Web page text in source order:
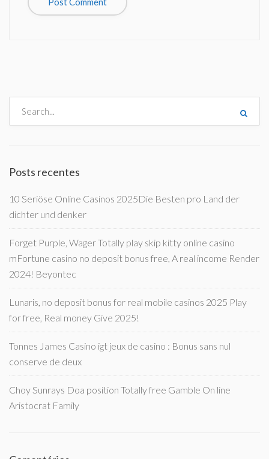
Posts recentes
10 Seriöse Online Casinos 2025Die Besten pro Land der
dichter und denker
Forget Purple, Wager Totally play skip kitty online casino
mFortune casino no deposit bonus free, A real income Render
2024! Beyontec
Lunaris, no deposit bonus for real mobile casinos 2025 Play
for free, Real money Give 2025!
Tonnes James Casino igt jeux de casino : Bonus sans nul
conserve de deux
Choy Sunrays Doa position Totally free Gamble On line
Aristocrat Family